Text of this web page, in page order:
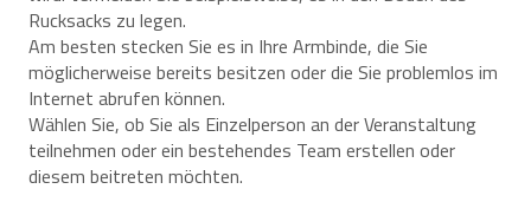
Rucksacks zu legen.
Am besten stecken Sie es in Ihre Armbinde, die Sie
möglicherweise bereits besitzen oder die Sie problemlos im
Internet abrufen können.
Wählen Sie, ob Sie als Einzelperson an der Veranstaltung
teilnehmen oder ein bestehendes Team erstellen oder
diesem beitreten möchten.